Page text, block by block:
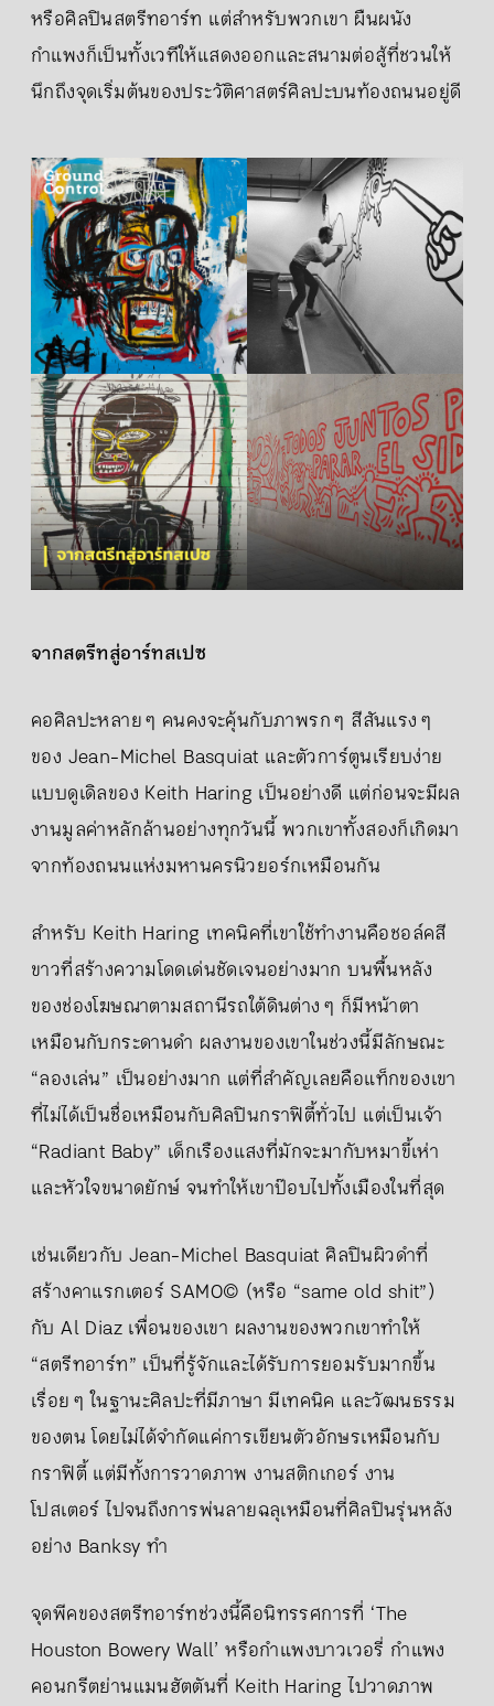
หรือศิลปินสตรีทอาร์ท แต่สำหรับพวกเขา ผืนผนัง
กำแพงก็เป็นทั้งเวทีให้แสดงออกและสนามต่อสู้ที่ชวนให้
นึกถึงจุดเริ่มต้นของประวัติศาสตร์ศิลปะบนท้องถนนอยู่ดี
จากสตรีทสู่อาร์ทสเปซ
คอศิลปะหลาย ๆ คนคงจะคุ้นกับภาพรก ๆ สีสันแรง ๆ
ของ Jean-Michel Basquiat และตัวการ์ตูนเรียบง่าย
แบบดูเดิลของ Keith Haring เป็นอย่างดี แต่ก่อนจะมีผล
งานมูลค่าหลักล้านอย่างทุกวันนี้ พวกเขาทั้งสองก็เกิดมา
จากท้องถนนแห่งมหานครนิวยอร์กเหมือนกัน
สำหรับ Keith Haring เทคนิคที่เขาใช้ทำงานคือชอล์คสี
ขาวที่สร้างความโดดเด่นชัดเจนอย่างมาก บนพื้นหลัง
ของช่องโฆษณาตามสถานีรถใต้ดินต่าง ๆ ก็มีหน้าตา
เหมือนกับกระดานดำ ผลงานของเขาในช่วงนี้มีลักษณะ
“ลองเล่น” เป็นอย่างมาก แต่ที่สำคัญเลยคือแท็กของเขา
ที่ไม่ได้เป็นชื่อเหมือนกับศิลปินกราฟิตี้ทั่วไป แต่เป็นเจ้า
“Radiant Baby” เด็กเรืองแสงที่มักจะมากับหมาขี้เห่า
และหัวใจขนาดยักษ์ จนทำให้เขาป๊อบไปทั้งเมืองในที่สุด
เช่นเดียวกับ Jean-Michel Basquiat ศิลปินผิวดำที่
สร้างคาแรกเตอร์ SAMO© (หรือ “same old shit”)
กับ Al Diaz เพื่อนของเขา ผลงานของพวกเขาทำให้
“สตรีทอาร์ท” เป็นที่รู้จักและได้รับการยอมรับมากขึ้น
เรื่อย ๆ ในฐานะศิลปะที่มีภาษา มีเทคนิค และวัฒนธรรม
ของตน โดยไม่ได้จำกัดแค่การเขียนตัวอักษรเหมือนกับ
กราฟิตี้ แต่มีทั้งการวาดภาพ งานสติกเกอร์ งาน
โปสเตอร์ ไปจนถึงการพ่นลายฉลุเหมือนที่ศิลปินรุ่นหลัง
อย่าง Banksy ทำ
จุดพีคของสตรีทอาร์ทช่วงนี้คือนิทรรศการที่ ‘The
Houston Bowery Wall’ หรือกำแพงบาวเวอรี่ กำแพง
คอนกรีตย่านแมนฮัตตันที่ Keith Haring ไปวาดภาพ